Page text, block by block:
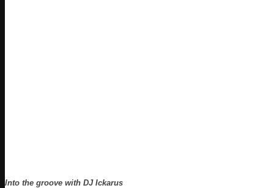
Into the groove with DJ Ickarus